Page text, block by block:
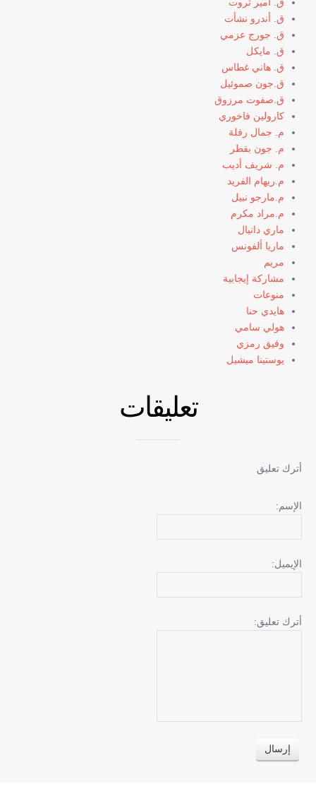
ق. أندرو نشأت
ق. جورج عزمي
ق. مايكل
ق. هاني غطاس
ق.جون صموئيل
ق.صفوت مرزوق
كارولين فاخوري
م. جمال رفلة
م. جون بقطر
م. شريف أديب
م.ريهام الفريد
م.مارجو نبيل
م.مراد مكرم
ماري دانيال
ماريا ألفونس
مريم
مشاركة إيجابية
منوعات
هايدي حنا
هولي سامي
وفيق رمزي
يوستينا ميشيل
تعليقات
أترك تعليق
الإسم:
الإيميل:
أترك تعليق: